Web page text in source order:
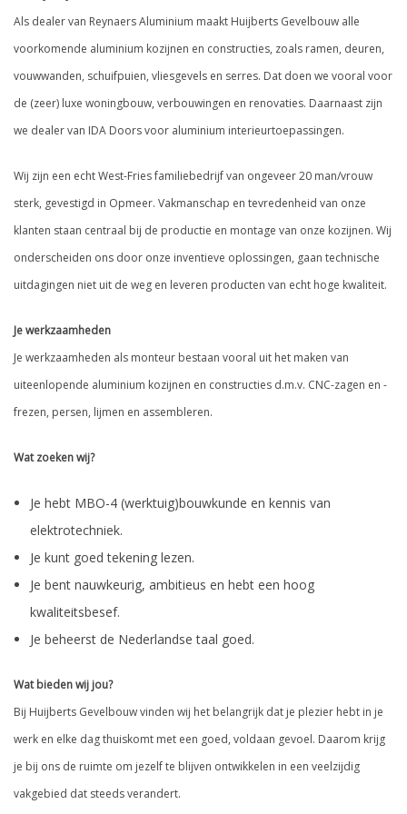
Als dealer van Reynaers Aluminium maakt Huijberts Gevelbouw alle
voorkomende aluminium kozijnen en constructies, zoals ramen, deuren,
vouwwanden, schuifpuien, vliesgevels en serres. Dat doen we vooral voor
de (zeer) luxe woningbouw, verbouwingen en renovaties. Daarnaast zijn
we dealer van IDA Doors voor aluminium interieurtoepassingen.
Wij zijn een echt West-Fries familiebedrijf van ongeveer 20 man/vrouw
sterk, gevestigd in Opmeer. Vakmanschap en tevredenheid van onze
klanten staan centraal bij de productie en montage van onze kozijnen. Wij
onderscheiden ons door onze inventieve oplossingen, gaan technische
uitdagingen niet uit de weg en leveren producten van echt hoge kwaliteit.
Je werkzaamheden
Je werkzaamheden als monteur bestaan vooral uit het maken van
uiteenlopende aluminium kozijnen en constructies d.m.v. CNC-zagen en -
frezen, persen, lijmen en assembleren.
Wat zoeken wij?
Je hebt MBO-4 (werktuig)bouwkunde en kennis van
elektrotechniek.
Je kunt goed tekening lezen.
Je bent nauwkeurig, ambitieus en hebt een hoog
kwaliteitsbesef.
Je beheerst de Nederlandse taal goed.
Wat bieden wij jou?
Bij Huijberts Gevelbouw vinden wij het belangrijk dat je plezier hebt in je
werk en elke dag thuiskomt met een goed, voldaan gevoel. Daarom krijg
je bij ons de ruimte om jezelf te blijven ontwikkelen in een veelzijdig
vakgebied dat steeds verandert.